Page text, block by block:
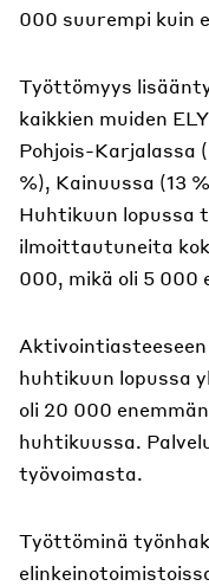
000 suurempi kuin
Työttömyys
kaikkien muiden
Pohjois-Karjalassa
%), Kainuussa (13
Huhtikuun lopussa
ilmoittautuneita
000, mikä oli 5 000
huhtikuun lopussa
oli 20 000
huhtikuussa.
työvoimasta.
Työttöminä